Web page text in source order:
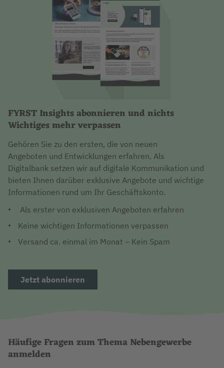
FYRST Insights abonnieren und nichts
Wichtiges mehr verpassen
Gehören Sie zu den ersten, die von neuen
Angeboten und Entwicklungen erfahren. Als
Digitalbank setzen wir auf digitale Kommunikation und
bieten Ihnen darüber exklusive Angebote und wichtige
Informationen rund um Ihr Geschäftskonto.
Als erster von exklusiven Angeboten erfahren
Keine wichtigen Informationen verpassen
Versand ca. einmal im Monat – Kein Spam
Jetzt abonnieren
Häufige Fragen zum Thema Nebengewerbe
anmelden